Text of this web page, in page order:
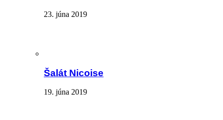
23. júna 2019
Šalát Nicoise
19. júna 2019